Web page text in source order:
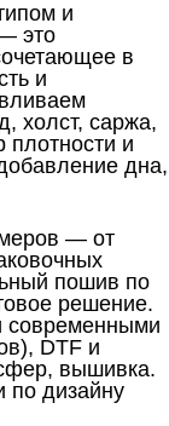
и
это
в
и
холст, саржа,
и
дна,
— от
пошив по
решение.
современными
DTF и
вышивка.
по дизайну